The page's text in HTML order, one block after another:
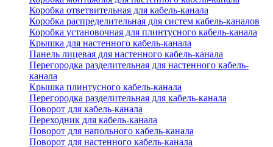
Коробка ответвительная для кабель-канала
Коробка распределительная для систем кабель-каналов
Коробка установочная для плинтусного кабель-канала
Крышка для настенного кабель-канала
Панель лицевая для настенного кабель-канала
Перегородка разделительная для настенного кабель-
канала
Крышка плинтусного кабель-канала
Перегородка разделительная для кабель-канала
Поворот для кабель-канала
Переходник для кабель-канала
Поворот для напольного кабель-канала
Поворот для настенного кабель-канала